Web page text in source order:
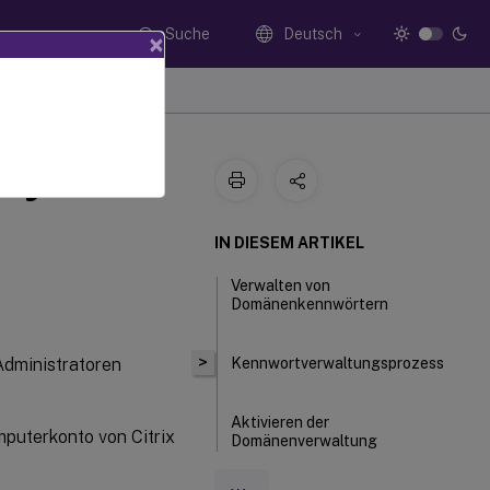
Suche Deutsch
von Citrix
>
IN DIESEM ARTIKEL
Verwalten von
Domänenkennwörtern
Kennwortverwaltungsprozess
Aktivieren der
Domänenverwaltung
×